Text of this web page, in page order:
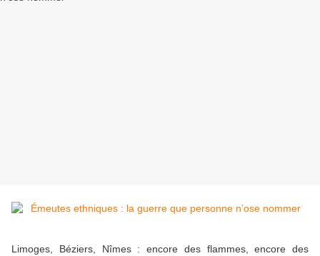
Limoges, Béziers, Nîmes : encore des flammes, encore des